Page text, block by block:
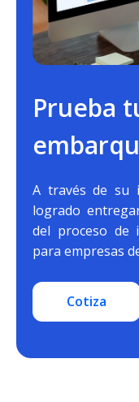
Prueba
A través de su
logrado
del proceso de
para empresas
Cotiza